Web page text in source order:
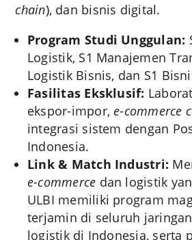
chain), dan bisnis digital.
Program Studi Unggulan:
Logistik, S1 Manajemen
Logistik Bisnis, dan S1
Fasilitas Eksklusif:
ekspor-impor, e-commerce
integrasi sistem dengan
Indonesia.
Link & Match Industri:
e-commerce dan logistik
ULBI memiliki program
terjamin di seluruh
logistik di Indonesia, serta